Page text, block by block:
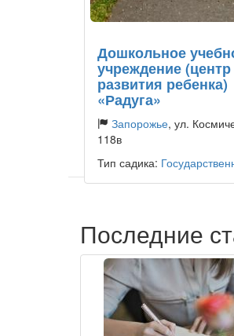
Дошкольное
учреждение (центр
развития ребенка)
«Радуга»
Запорожье, ул.
118в
Тип садика:
Последние